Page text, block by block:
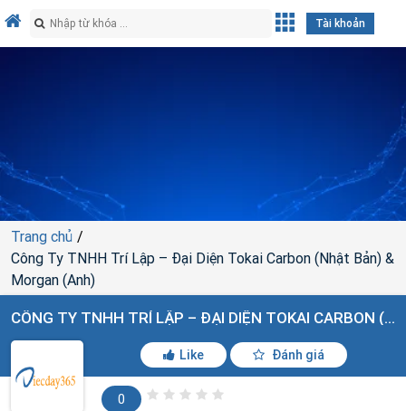
Tài khoản
Trang chủ
Công Ty TNHH Trí Lập – Đại Diện Tokai Carbon (Nhật Bản) &
Morgan (Anh)
CÔNG TY TNHH TRÍ LẬP – ĐẠI DIỆN TOKAI CARBON (NHẬT BẢN) & MORGAN (ANH)
Like Đánh giá
0